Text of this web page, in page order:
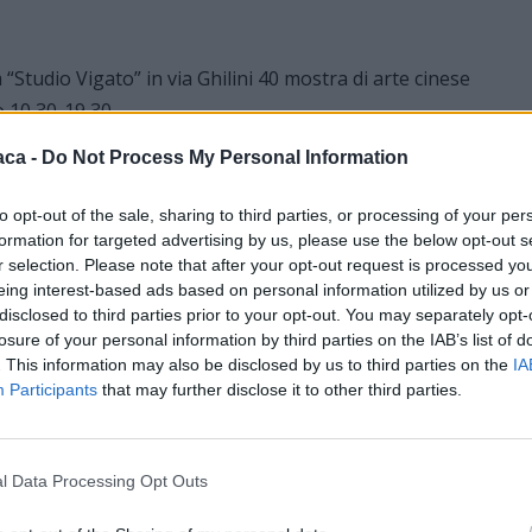
- Do Not Process My Personal Information
opt-out of the sale, sharing to third parties, or processing of your
for targeted advertising by us, please use the below opt-out
selection. Please note that after your opt-out request is processed
interest-based ads based on personal information utilized by us
to third parties prior to your opt-out. You may separately
of your personal information by third parties on the IAB’s list of
This information may also be disclosed by us to third parties on the
Participants that may further disclose it to other third parties.
Data Processing Opt Outs
Vigato” in via Ghilini 40 mostra di arte cinese
19,30.
District in via Treviso mostra fotografica di Franco
19
Il percorso di uno scultore: 1954-2001” Importante
Giò Pomodoro, allestita in diverse sedi
ammirare diverse sculture in bronzo, pietra e marmo ed
15-19/Sabato e Domenica 10-19). Altre opere sono
(da Giovedì a Domenica 16-19), a Palazzo Cuttica
(da Lunedì a Venerdì 8,30-12,30/Giovedì anche
Stampe antiche e moderne di Palazzo Cuttica, Via